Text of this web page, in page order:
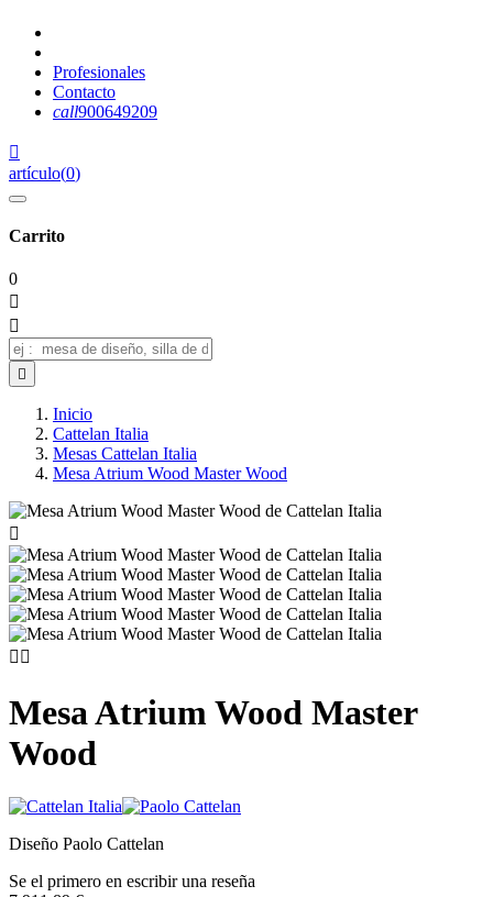
Profesionales
Contacto
call900649209

artículo(0)
Carrito
0



Inicio
Cattelan Italia
Mesas Cattelan Italia
Mesa Atrium Wood Master Wood

 
Mesa Atrium Wood Master
Wood
Diseño Paolo Cattelan
Se el primero en escribir una reseña